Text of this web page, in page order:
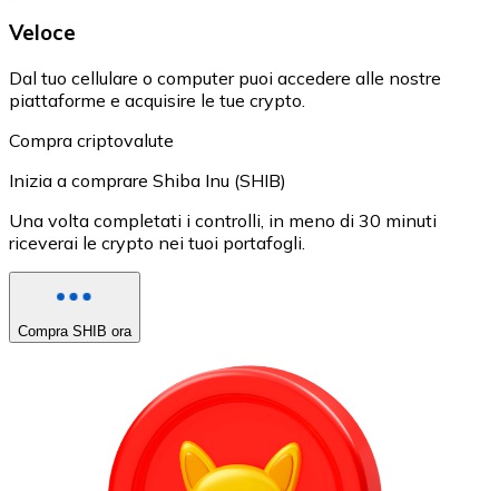
Veloce
Dal tuo cellulare o computer puoi accedere alle nostre
piattaforme e acquisire le tue crypto.
Compra criptovalute
Inizia a comprare Shiba Inu (SHIB)
Una volta completati i controlli, in meno di 30 minuti
riceverai le crypto nei tuoi portafogli.
Compra SHIB ora